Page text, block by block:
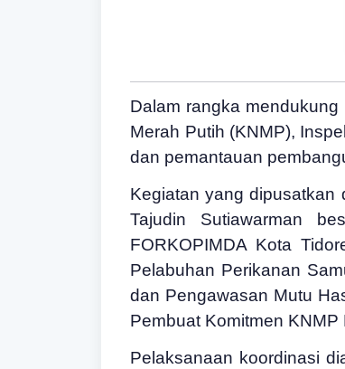
Dalam rangka
Merah Putih (KNMP),
dan pemantauan
Kegiatan yang dipusatkan
Tajudin Sutiawarman
FORKOPIMDA Kota
Pelabuhan Perikanan
dan Pengawasan Mutu
Pembuat Komitmen
Pelaksanaan koordinasi